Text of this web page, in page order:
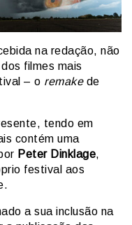
na redação, não
filmes mais
– o remakede
tendo em
contém uma
Peter Dinklage,
festival aos
a sua inclusão na